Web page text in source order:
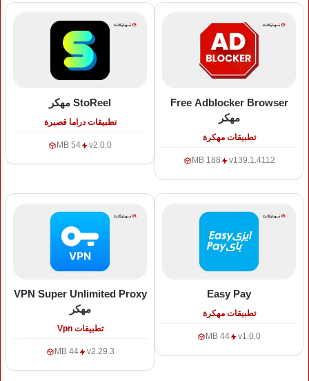
Free Adblocker Browser
مهكر
تطبيقات مهكرة
v139.1.4112
188 MB
StoReel مهكر
تطبيقات دراما قصيرة
v2.0.0
54 MB
Easy Pay
تطبيقات مهكرة
v1.0.0
44 MB
VPN Super Unlimited Proxy
مهكر
تطبيقات Vpn
v2.29.3
44 MB